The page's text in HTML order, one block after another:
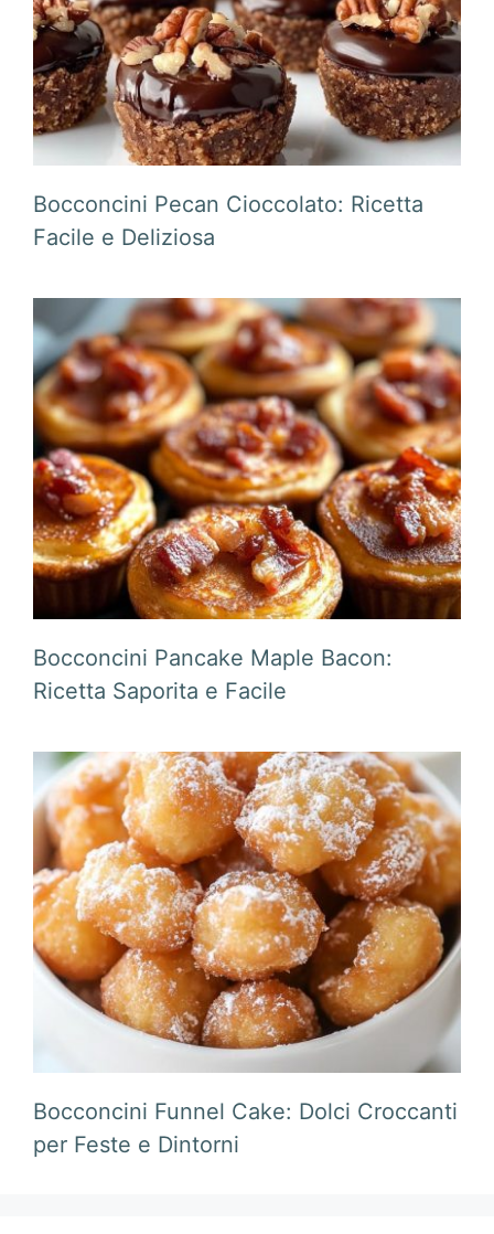
Bocconcini Pecan Cioccolato: Ricetta
Facile e Deliziosa
Bocconcini Pancake Maple Bacon:
Ricetta Saporita e Facile
Bocconcini Funnel Cake: Dolci Croccanti
per Feste e Dintorni